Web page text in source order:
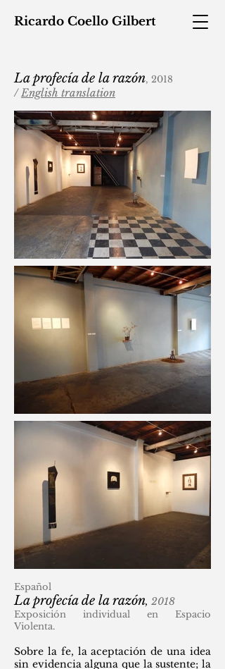
Ricardo Coello Gilbert
La profecía de la razón, 2018
/English translation
Español
La profecía de la razón, 2018
Exposición individual en Espacio
Violenta.
Sobre la fe, la aceptación de una idea
sin evidencia alguna que la sustente; la